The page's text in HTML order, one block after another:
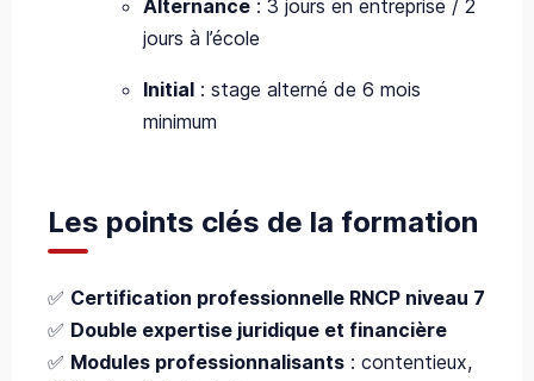
Alternance : 3 jours en entreprise / 2
jours à l’école
Initial : stage alterné de 6 mois
minimum
Les points clés de la formation
✅ Certification professionnelle RNCP niveau 7
✅ Double expertise juridique et financière
✅ Modules professionnalisants : contentieux,